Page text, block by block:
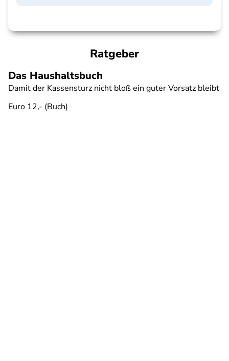
Ratgeber
Das Haushaltsbuch
Damit der Kassensturz nicht bloß ein guter Vorsatz bleibt
Euro 12,- (Buch)